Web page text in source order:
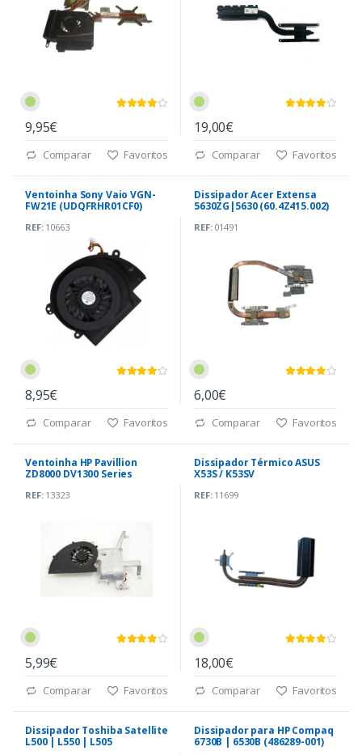
9,95€
Comparar Favoritos
19,00€
Comparar Favoritos
Ventoinha Sony Vaio VGN-
FW21E (UDQFRHR01CF0)
REF:10663
8,95€
Comparar Favoritos
Dissipador Acer Extensa
5630ZG|5630 (60.4Z415.002)
REF:01491
6,00€
Comparar Favoritos
Ventoinha HP Pavillion
ZD8000 DV1300 Series
REF:13323
5,99€
Comparar Favoritos
Dissipador Térmico ASUS
X53S / K53SV
REF:11699
18,00€
Comparar Favoritos
Dissipador Toshiba Satellite
L500 | L550 | L505
Dissipador para HP Compaq
6730B | 6530B (486289-001)